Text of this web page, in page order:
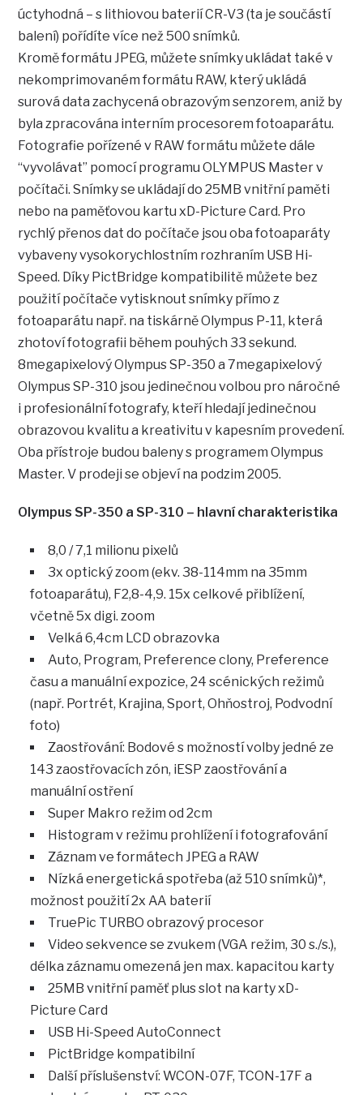
úctyhodná – s lithiovou baterií CR-V3 (ta je součástí
balení) pořídíte více než 500 snímků.
Kromě formátu JPEG, můžete snímky ukládat také v
nekomprimovaném formátu RAW, který ukládá
surová data zachycená obrazovým senzorem, aniž by
byla zpracována interním procesorem fotoaparátu.
Fotografie pořízené v RAW formátu můžete dále
“vyvolávat” pomocí programu OLYMPUS Master v
počítači. Snímky se ukládají do 25MB vnitřní paměti
nebo na paměťovou kartu xD-Picture Card. Pro
rychlý přenos dat do počítače jsou oba fotoaparáty
vybaveny vysokorychlostním rozhraním USB Hi-
Speed. Díky PictBridge kompatibilitě můžete bez
použití počítače vytisknout snímky přímo z
fotoaparátu např. na tiskárně Olympus P-11, která
zhotoví fotografii během pouhých 33 sekund.
8megapixelový Olympus SP-350 a 7megapixelový
Olympus SP-310 jsou jedinečnou volbou pro náročné
i profesionální fotografy, kteří hledají jedinečnou
obrazovou kvalitu a kreativitu v kapesním provedení.
Oba přístroje budou baleny s programem Olympus
Master. V prodeji se objeví na podzim 2005.
Olympus SP-350 a SP-310 – hlavní charakteristika
8,0 / 7,1 milionu pixelů
3x optický zoom (ekv. 38-114mm na 35mm
fotoaparátu), F2,8-4,9. 15x celkové přiblížení,
včetně 5x digi. zoom
Velká 6,4cm LCD obrazovka
Auto, Program, Preference clony, Preference
času a manuální expozice, 24 scénických režimů
(např. Portrét, Krajina, Sport, Ohňostroj, Podvodní
foto)
Zaostřování: Bodové s možností volby jedné ze
143 zaostřovacích zón, iESP zaostřování a
manuální ostření
Super Makro režim od 2cm
Histogram v režimu prohlížení i fotografování
Záznam ve formátech JPEG a RAW
Nízká energetická spotřeba (až 510 snímků)*,
možnost použití 2x AA baterií
TruePic TURBO obrazový procesor
Video sekvence se zvukem (VGA režim, 30 s./s.),
délka záznamu omezená jen max. kapacitou karty
25MB vnitřní paměť plus slot na karty xD-
Picture Card
USB Hi-Speed AutoConnect
PictBridge kompatibilní
Další příslušenství: WCON-07F, TCON-17F a